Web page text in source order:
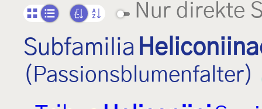
Nur direkte
Subfamilia
(Passionsblumenfalter)